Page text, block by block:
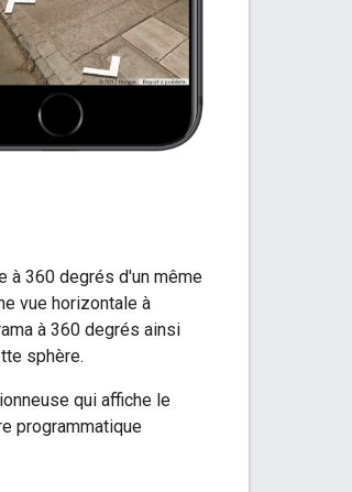
à 360 degrés d'un même
vue horizontale à
à 360 degrés ainsi
sphère.
qui affiche le
programmatique